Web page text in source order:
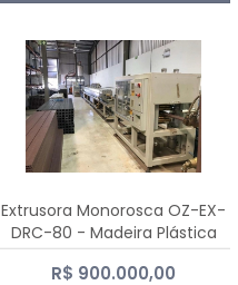
Extrusora Monorosca OZ-EX-
DRC-80 - Madeira Plástica
R$ 900.000,00